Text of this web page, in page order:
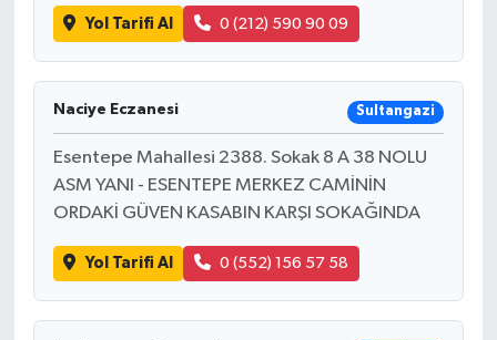
Yol Tarifi Al 0 (212) 590 90 09
Naciye Eczanesi Sultangazi
Esentepe Mahallesi 2388. Sokak 8 A 38 NOLU
ASM YANI - ESENTEPE MERKEZ CAMİNİN
ORDAKİ GÜVEN KASABIN KARŞI SOKAĞINDA
Yol Tarifi Al 0 (552) 156 57 58